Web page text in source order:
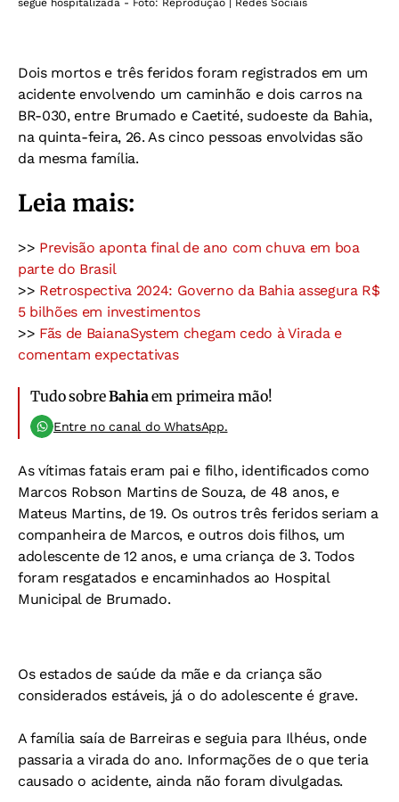
segue hospitalizada - Foto: Reprodução | Redes Sociais
Dois mortos e três feridos foram registrados em um
acidente envolvendo um caminhão e dois carros na
BR-030, entre Brumado e Caetité, sudoeste da Bahia,
na quinta-feira, 26. As cinco pessoas envolvidas são
da mesma família.
Leia mais:
>> Previsão aponta final de ano com chuva em boa
parte do Brasil
>> Retrospectiva 2024: Governo da Bahia assegura R$
5 bilhões em investimentos
>> Fãs de BaianaSystem chegam cedo à Virada e
comentam expectativas
Tudo sobreBahiaem primeira mão!
Entre no canal do WhatsApp.
As vítimas fatais eram pai e filho, identificados como
Marcos Robson Martins de Souza, de 48 anos, e
Mateus Martins, de 19. Os outros três feridos seriam a
companheira de Marcos, e outros dois filhos, um
adolescente de 12 anos, e uma criança de 3. Todos
foram resgatados e encaminhados ao Hospital
Municipal de Brumado.
Os estados de saúde da mãe e da criança são
considerados estáveis, já o do adolescente é grave.
A família saía de Barreiras e seguia para Ilhéus, onde
passaria a virada do ano. Informações de o que teria
causado o acidente, ainda não foram divulgadas.